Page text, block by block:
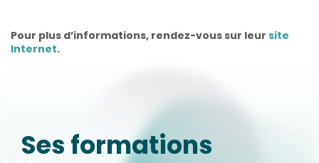
Pour plus d’informations, rendez-vous sur leur site
Internet.
Ses formations